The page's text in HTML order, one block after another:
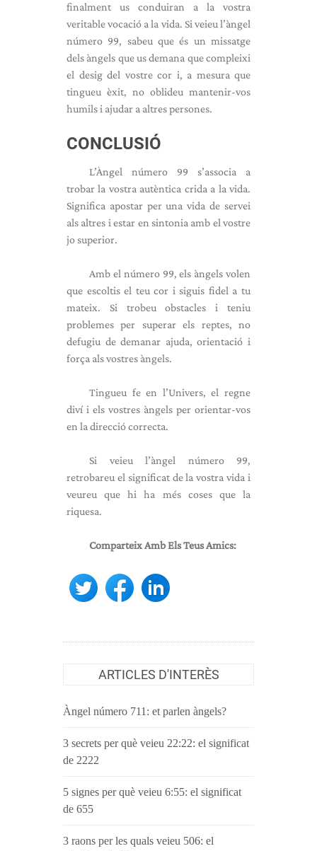
finalment us conduiran a la vostra
veritable vocació a la vida. Si veieu l’àngel
número 99, sabeu que és un missatge
dels àngels que us demana que compleixi
el desig del vostre cor i, a mesura que
tingueu èxit, no oblideu mantenir-vos
humils i ajudar a altres persones.
CONCLUSIÓ
L’Àngel número 99 s’associa a
trobar la vostra autèntica crida a la vida.
Significa apostar per una vida de servei
als altres i estar en sintonia amb el vostre
jo superior.
Amb el número 99, els àngels volen
que escoltis el teu cor i siguis fidel a tu
mateix. Si trobeu obstacles i teniu
problemes per superar els reptes, no
defugiu de demanar ajuda, orientació i
força als vostres àngels.
Tingueu fe en l’Univers, el regne
diví i els vostres àngels per orientar-vos
en la direcció correcta.
Si veieu l’àngel número 99,
retrobareu el significat de la vostra vida i
veureu que hi ha més coses que la
riquesa.
Comparteix Amb Els Teus Amics:
ARTICLES D'INTERÈS
Àngel número 711: et parlen àngels?
3 secrets per què veieu 22:22: el significat
de 2222
5 signes per què veieu 6:55: el significat
de 655
3 raons per les quals veieu 506: el